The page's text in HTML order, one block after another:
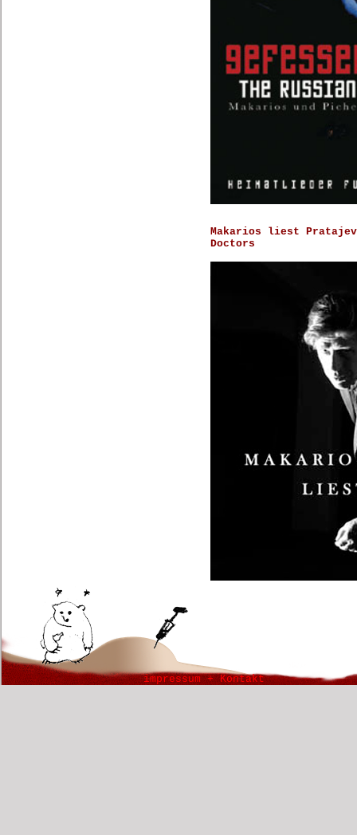
Makarios liest
Doctors
impressum + Kontakt